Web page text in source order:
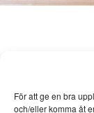
För att ge en bra
och/eller komma åt